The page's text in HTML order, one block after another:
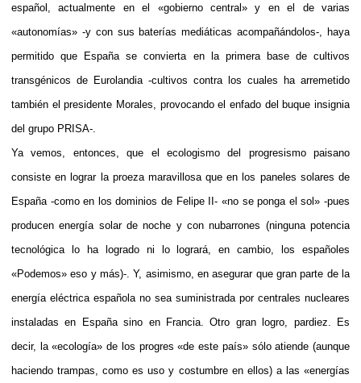
español, actualmente en el «gobierno central» y en el de varias
«autonomías» -y con sus baterías mediáticas acompañándolos-, haya
permitido que España se convierta en la primera base de cultivos
transgénicos de Eurolandia -cultivos contra los cuales ha arremetido
también el presidente Morales, provocando el enfado del buque insignia
del grupo PRISA-.
Ya vemos, entonces, que el ecologismo del progresismo paisano
consiste en lograr la proeza maravillosa que en los paneles solares de
España -como en los dominios de Felipe II- «no se ponga el sol» -pues
producen energía solar de noche y con nubarrones (ninguna potencia
tecnológica lo ha logrado ni lo logrará, en cambio, los españoles
«Podemos» eso y más)-. Y, asimismo, en asegurar que gran parte de la
energía eléctrica española no sea suministrada por centrales nucleares
instaladas en España sino en Francia. Otro gran logro, pardiez. Es
decir, la «ecología» de los progres «de este país» sólo atiende (aunque
haciendo trampas, como es uso y costumbre en ellos) a las «energías